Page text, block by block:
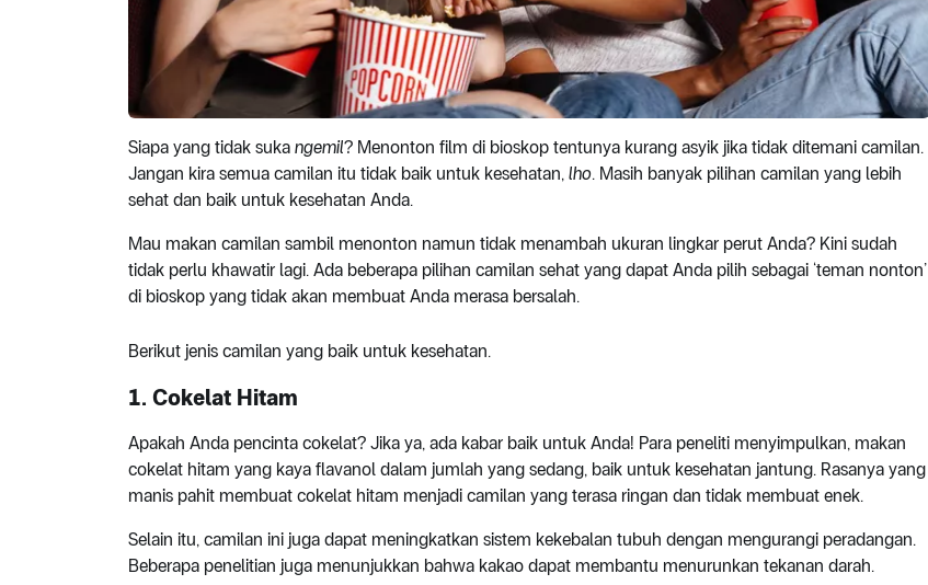
Siapa yang tidak suka ngemil? Menonton film di bioskop tentunya kurang asyik jika tidak ditemani camilan.
Jangan kira semua camilan itu tidak baik untuk kesehatan, lho. Masih banyak pilihan camilan yang lebih
sehat dan baik untuk kesehatan Anda.
Mau makan camilan sambil menonton namun tidak menambah ukuran lingkar perut Anda? Kini sudah
tidak perlu khawatir lagi. Ada beberapa pilihan camilan sehat yang dapat Anda pilih sebagai ‘teman nonton’
di bioskop yang tidak akan membuat Anda merasa bersalah.
Berikut jenis camilan yang baik untuk kesehatan.
1. Cokelat Hitam
Apakah Anda pencinta cokelat? Jika ya, ada kabar baik untuk Anda! Para peneliti menyimpulkan, makan
cokelat hitam yang kaya flavanol dalam jumlah yang sedang, baik untuk kesehatan jantung. Rasanya yang
manis pahit membuat cokelat hitam menjadi camilan yang terasa ringan dan tidak membuat enek.
Selain itu, camilan ini juga dapat meningkatkan sistem kekebalan tubuh dengan mengurangi peradangan.
Beberapa penelitian juga menunjukkan bahwa kakao dapat membantu menurunkan tekanan darah.